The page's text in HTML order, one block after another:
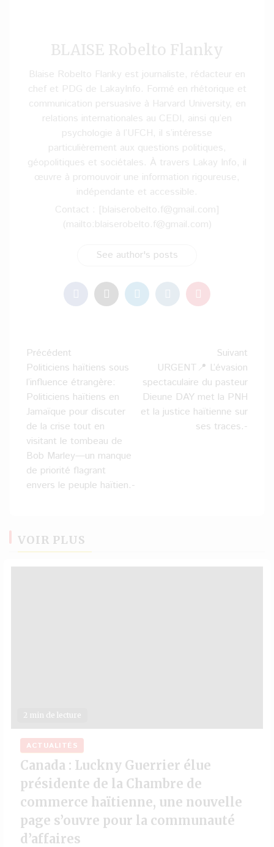
BLAISE Robelto Flanky
Blaise Robelto Flanky est journaliste, rédacteur en
chef et PDG de LakayInfo. Formé en rhétorique et
communication persuasive à Harvard University, en
relations internationales au CEDI, ainsi qu’en
psychologie à l’UFCH, il s’intéresse
particulièrement aux questions politiques,
géopolitiques et sociétales. À travers Lakay Info, il
œuvre à promouvoir une information rigoureuse,
indépendante et accessible.
Contact : [blaiserobelto.f@gmail.com]
(mailto:blaiserobelto.f@gmail.com)
See author's posts
Navigation
d’article
Précédent
Politiciens haïtiens sous
l’influence étrangère:
Politiciens haïtiens en
Jamaïque pour discuter
de la crise tout en
visitant le tombeau de
Bob Marley—un manque
de priorité flagrant
envers le peuple haïtien.-
Suivant
URGENT📍 L’évasion
spectaculaire du pasteur
Dieune DAY met la PNH
et la justice haïtienne sur
ses traces.-
VOIR PLUS
2 min de lecture
ACTUALITÉS
Canada : Luckny Guerrier élue
présidente de la Chambre de
commerce haïtienne, une nouvelle
page s’ouvre pour la communauté
d’affaires